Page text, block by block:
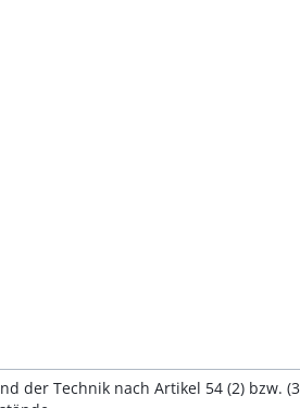
der Technik nach Artikel 54 (2) bzw.